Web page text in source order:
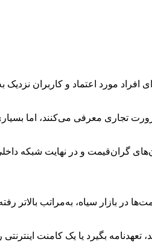
مورد اعتماد و کاربران
تجاری معرفی می‌کنند، اما
گران‌قیمت و در نهایت شبکه
در بازار سیاه، به‌مراتب بالاتر
بگیرد یا یک کامنت اینترنتی